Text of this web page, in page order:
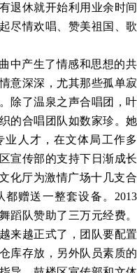
退休就开始利用业余时间
尽情欢唱、赞美祖国、歌
中产生了情感和思想的共
意深深，尤其那些孤单寂
除了温泉之声合唱团，叶
的合唱团队如数家珍。她
业人才，在文体局工作多
宣传部的支持下日渐成长
化厅为激情广场十几支合
赠送一整套设备。2013
蹈队赞助了三万元经费。
来越正式了，团队要配置
库存放，另外队员素质的